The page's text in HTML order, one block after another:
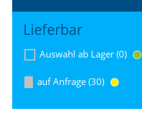
Lieferbar
Auswahl ab Lager (0)
auf Anfrage (30)